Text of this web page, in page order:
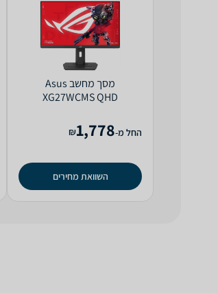
מסך מחשב Asus
XG27WCMS QHD
החל מ-1,778
₪
השוואת מחירים